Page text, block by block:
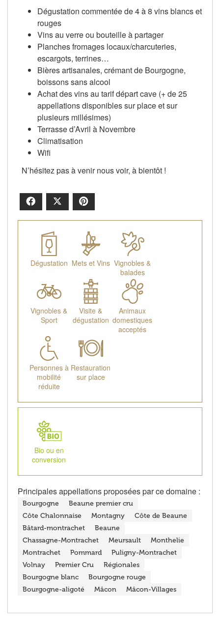
Dégustation commentée de 4 à 8 vins blancs et
rouges
Vins au verre ou bouteille à partager
Planches fromages locaux/charcuteries,
escargots, terrines…
Bières artisanales, crémant de Bourgogne,
boissons sans alcool
Achat des vins au tarif départ cave (+ de 25
appellations disponibles sur place et sur
plusieurs millésimes)
Terrasse d’Avril à Novembre
Climatisation
Wifi
N’hésitez pas à venir nous voir, à bientôt !
Facebook
Dégustation Mets et Vins Vignobles &
balades
Vignobles &
Sport
Visite &
dégustation
Animaux
domestiques
acceptés
Personnes à
mobilité
réduite
Restauration
sur place
Bio ou en
conversion
Principales appellations proposées par ce domaine :
Bourgogne
Beaune premier cru
Côte Chalonnaise
Montagny
Côte de Beaune
Bâtard-montrachet
Beaune
Chassagne-Montrachet
Meursault
Monthelie
Montrachet
Pommard
Puligny-Montrachet
Volnay
Premier Cru
Régionales
Bourgogne blanc
Bourgogne rouge
Bourgogne-aligoté
Mâcon Mâcon-Villages